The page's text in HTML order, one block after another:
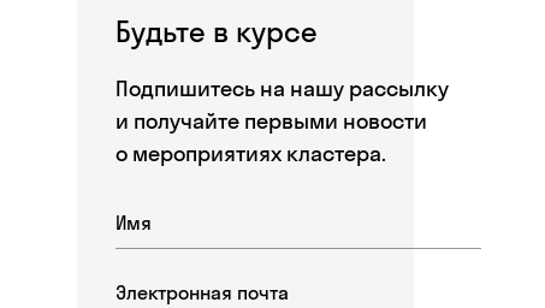
Будьте в курсе
Подпишитесь на нашу рассылку
и получайте первыми новости
о мероприятиях кластера.